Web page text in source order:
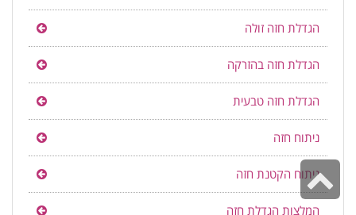
הגדלת חזה זולה
הגדלת חזה בהזרקה
הגדלת חזה טבעית
ניתוח חזה
ניתוח הקטנת חזה
המלצות הגדלת חזה
גלילה
לראש